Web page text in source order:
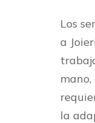
Los
a
la